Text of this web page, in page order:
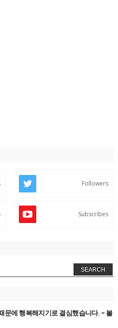
Followers
Subscribes
SEARCH
문에 행복해지기로 결심했습니다. - 볼